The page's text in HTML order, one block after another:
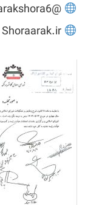
@arakshora6
Shoraarak.ir